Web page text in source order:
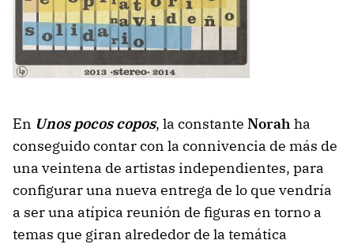
En Unos pocos copos, la constante Norah ha
conseguido contar con la connivencia de más de
una veintena de artistas independientes, para
configurar una nueva entrega de lo que vendría
a ser una atípica reunión de figuras en torno a
temas que giran alrededor de la temática